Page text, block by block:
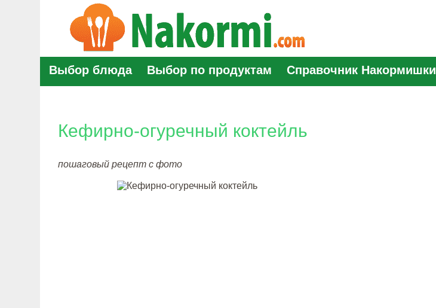
Выбор блюда Выбор по продуктам Справочник Накормишки
Кефирно-огуречный коктейль
пошаговый рецепт с фото